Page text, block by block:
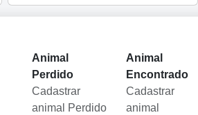
Animal
Perdido
Cadastrar
animal Perdido
Animal
Encontrado
Cadastrar
animal